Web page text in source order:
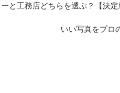
と工務店どちらを選ぶ？【決定
いい写真をプロ